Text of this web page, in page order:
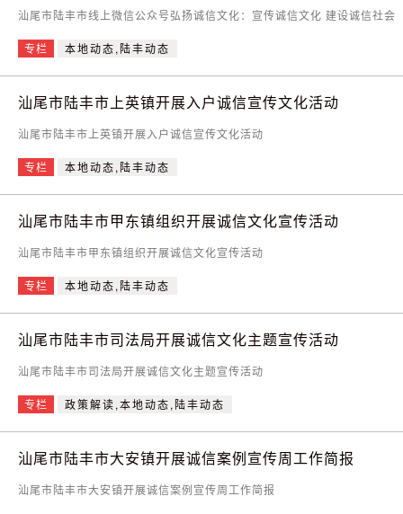
汕尾市陆丰市线上微信公众号弘扬诚信文化：宣传诚信文化 建设诚信社会
专栏 本地动态,陆丰动态
汕尾市陆丰市上英镇开展入户诚信宣传文化活动
汕尾市陆丰市上英镇开展入户诚信宣传文化活动
专栏 本地动态,陆丰动态
汕尾市陆丰市甲东镇组织开展诚信文化宣传活动
汕尾市陆丰市甲东镇组织开展诚信文化宣传活动
专栏 本地动态,陆丰动态
汕尾市陆丰市司法局开展诚信文化主题宣传活动
汕尾市陆丰市司法局开展诚信文化主题宣传活动
专栏 政策解读,本地动态,陆丰动态
汕尾市陆丰市大安镇开展诚信案例宣传周工作简报
汕尾市陆丰市大安镇开展诚信案例宣传周工作简报